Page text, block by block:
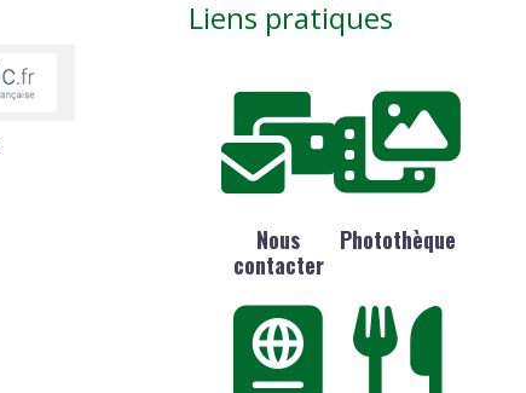
Liens pratiques
Nous
contacter
Photothèque